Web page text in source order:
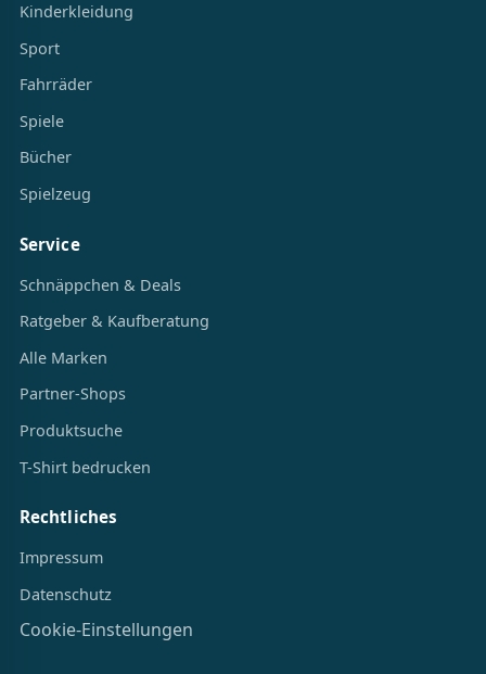
Kinderkleidung
Sport
Fahrräder
Spiele
Bücher
Spielzeug
Service
Schnäppchen & Deals
Ratgeber & Kaufberatung
Alle Marken
Partner-Shops
Produktsuche
T-Shirt bedrucken
Rechtliches
Impressum
Datenschutz
Cookie-Einstellungen